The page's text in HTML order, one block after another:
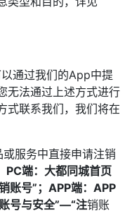
通过我们的App中提
无法通过上述方式进行
式联系我们，我们将在
服务中直接申请注销
PC端：大都同城首页
账号”；APP端：APP
号与安全”—“注销账